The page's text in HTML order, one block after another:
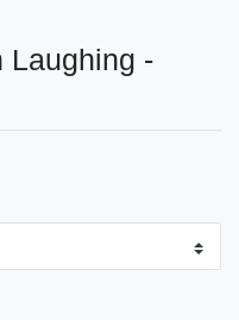
Laughing -